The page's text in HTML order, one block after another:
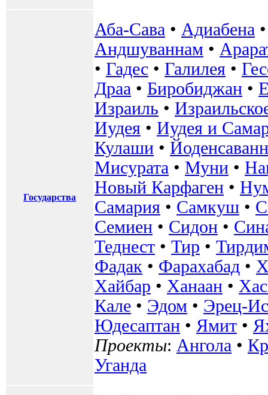
Государства
Аба-Сава • Адиабена
Андшуваннам •
• Гадес • Галилея •
Драа • Биробиджан •
Израиль •
Иудея • Иудея и
Кулаши •
Мисурата • Муни •
Новый Карфаген •
Самария • Самкуш •
Семиен • Сидон •
Теднест • Тир •
Фадак • Фарахабад •
Хайбар • Ханаан •
Кале • Эдом • Эрец-
Юдесаптан • Ямит •
Проекты: Ангола •
Уганда